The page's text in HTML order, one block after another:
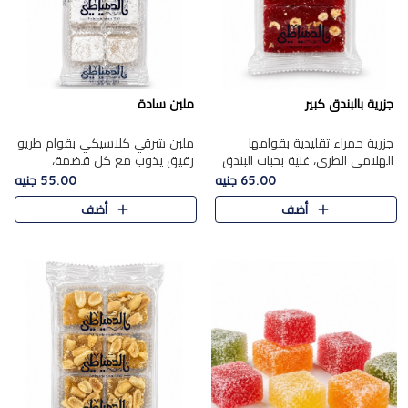
جزرية بالبندق كبير
جزرية حمراء تقليدية بقوامها
الهلامي الطري، غنية بحبات البندق
الفاخرة التي تضيف قرمشة راقية
إلى قوامها الناعم، لتقدم مزيجًا
متوازنًا من النكه..
65.00 جنيه
أضف
ملبن سادة
ملبن شرقي كلاسيكي بقوام طريو
رقيق يذوب مع كل قضمة،
مغطى بطبقة ناعمة من السكر
البودرة ليقدم المذاق الأصيل الذي
ارتبط بحلويات المولد التقليدي..
55.00 جنيه
أضف